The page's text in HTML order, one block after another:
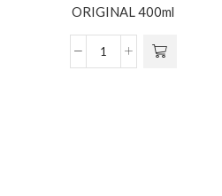
ORIGINAL 400ml